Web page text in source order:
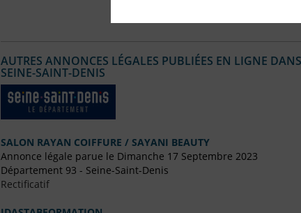
AUTRES ANNONCES LÉGALES PUBLIÉES EN LIGNE
SEINE-SAINT-DENIS
SALON RAYAN COIFFURE / SAYANI BEAUTY
Annonce légale parue le Dimanche 17 Septembre 2023
Département 93 - Seine-Saint-Denis
Rectificatif